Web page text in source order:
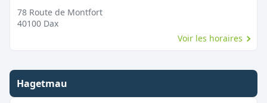
78 Route de Montfort
40100 Dax
Voir les horaires
Hagetmau